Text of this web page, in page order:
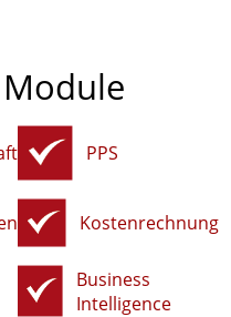
PPS
Kostenrechnung
Business
Intelligence